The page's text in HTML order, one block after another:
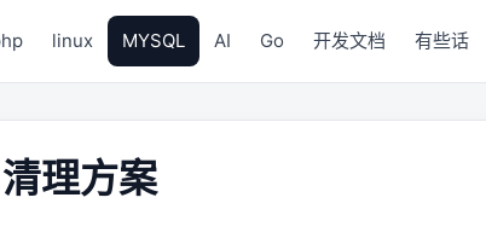
linux MYSQL AI Go 开发文档 有些话
理方案